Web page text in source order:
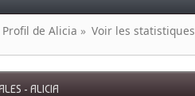
Profil de Alicia » Voir les statistiques
- ALICIA